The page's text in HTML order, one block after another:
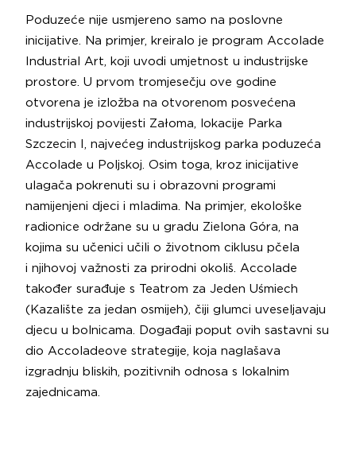
Poduzeće nije usmjereno samo na poslovne
inicijative. Na primjer, kreiralo je program Accolade
Industrial Art, koji uvodi umjetnost u industrijske
prostore. U prvom tromjesečju ove godine
otvorena je izložba na otvorenom posvećena
industrijskoj povijesti Załoma, lokacije Parka
Szczecin I, najvećeg industrijskog parka poduzeća
Accolade u Poljskoj. Osim toga, kroz inicijative
ulagača pokrenuti su i obrazovni programi
namijenjeni djeci i mladima. Na primjer, ekološke
radionice održane su u gradu Zielona Góra, na
kojima su učenici učili o životnom ciklusu pčela
i njihovoj važnosti za prirodni okoliš. Accolade
također surađuje s Teatrom za Jeden Uśmiech
(Kazalište za jedan osmijeh), čiji glumci uveseljavaju
djecu u bolnicama. Događaji poput ovih sastavni su
dio Accoladeove strategije, koja naglašava
izgradnju bliskih, pozitivnih odnosa s lokalnim
zajednicama.